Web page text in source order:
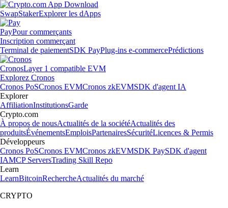
SwapStakerExplorer les dApps
PayPour commerçants
Inscription commerçant
Terminal de paiementSDK PayPlug-ins e-commercePrédictions
CronosLayer 1 compatible EVM
Explorez Cronos
Cronos PoSCronos EVMCronos zkEVMSDK d'agent IA
Explorer
AffiliationInstitutionsGarde
Crypto.com
À propos de nousActualités de la sociétéActualités des
produitsÉvénementsEmploisPartenairesSécuritéLicences & Permis
Développeurs
Cronos PoSCronos EVMCronos zkEVMSDK PaySDK d'agent
IAMCP ServersTrading Skill Repo
Learn
LearnBitcoinRechercheActualités du marché
CRYPTO